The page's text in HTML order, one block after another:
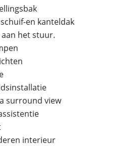
en kanteldak
aan het stuur.
surround view
interieur